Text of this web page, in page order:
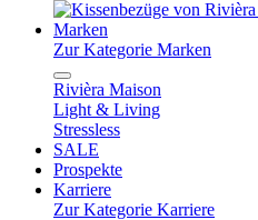
Marken
Zur Kategorie Marken
Rivièra Maison
Light & Living
Stressless
SALE
Prospekte
Karriere
Zur Kategorie Karriere